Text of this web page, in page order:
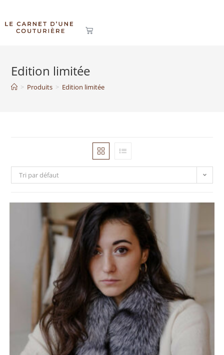
Edition limitée
> Produits > Edition limitée
Tri par défaut